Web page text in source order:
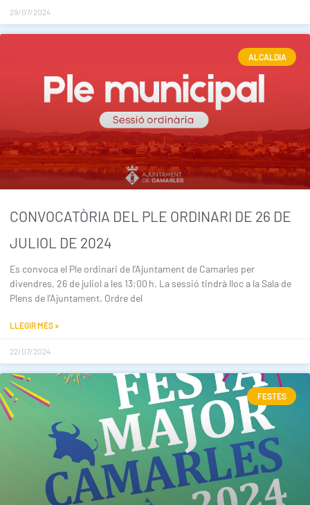
29/07/2024
ALCALDIA
CONVOCATÒRIA DEL PLE ORDINARI DE 26 DE
JULIOL DE 2024
Es convoca el Ple ordinari de l’Ajuntament de Camarles per
divendres, 26 de juliol a les 13:00 h. La sessió tindrà lloc a la Sala de
Plens de l’Ajuntament. Ordre del
LLEGIR MÉS »
22/07/2024
FESTES